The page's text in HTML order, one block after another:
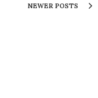
NEWER POSTS